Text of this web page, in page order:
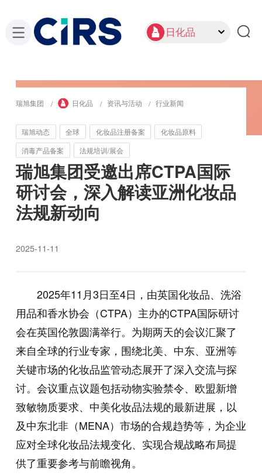
日化品
瑞旭集团 日化品 资讯与活动 行业新闻
瑞旭动态 全球 化妆品注册备案
化妆品原料
消毒产品备案
法规培训/展会
瑞旭集团受邀出席CTPA国际
研讨会，深入解读亚洲化妆品
法规新动向
2025-11-11
2025年11月3日至4日，由英国化妆品、洗浴
用品和香水协会（CTPA）主办的CTPA国际研讨
会在英国伦敦圆满举行。为期两天的会议汇聚了
来自全球的行业专家，围绕北美、中东、亚洲等
关键市场的化妆品监管动态展开了深入交流与探
讨。会议重点议题包括动物实验禁令、欧盟新增
致敏物质要求、中美化妆品法规的最新进展，以
及中东北非（MENA）市场的合规趋势等，为企业
应对全球化妆品法规变化、实现合规战略布局提
供了重要参考与前瞻视角。